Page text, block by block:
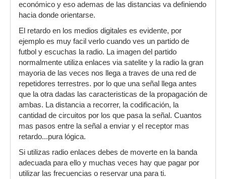
económico y eso ademas de las distancias va definiendo
hacia donde orientarse.
El retardo en los medios digitales es evidente, por
ejemplo es muy facil verlo cuando ves un partido de
futbol y escuchas la radio. La imagen del partido
normalmente utiliza enlaces via satelite y la radio la gran
mayoria de las veces nos llega a traves de una red de
repetidores terrestres. por lo que una señal llega antes
que la otra dadas las caracteristicas de la propagación de
ambas. La distancia a recorrer, la codificación, la
cantidad de circuitos por los que pasa la señal. Cuantos
mas pasos entre la señal a enviar y el receptor mas
retardo...pura lógica.
Si utilizas radio enlaces debes de moverte en la banda
adecuada para ello y muchas veces hay que pagar por
utilizar las frecuencias o reservar una para ti.